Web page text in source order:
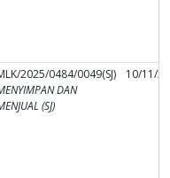
2025/0484/0049(SJ)
DAN
(SJ)
10/11/